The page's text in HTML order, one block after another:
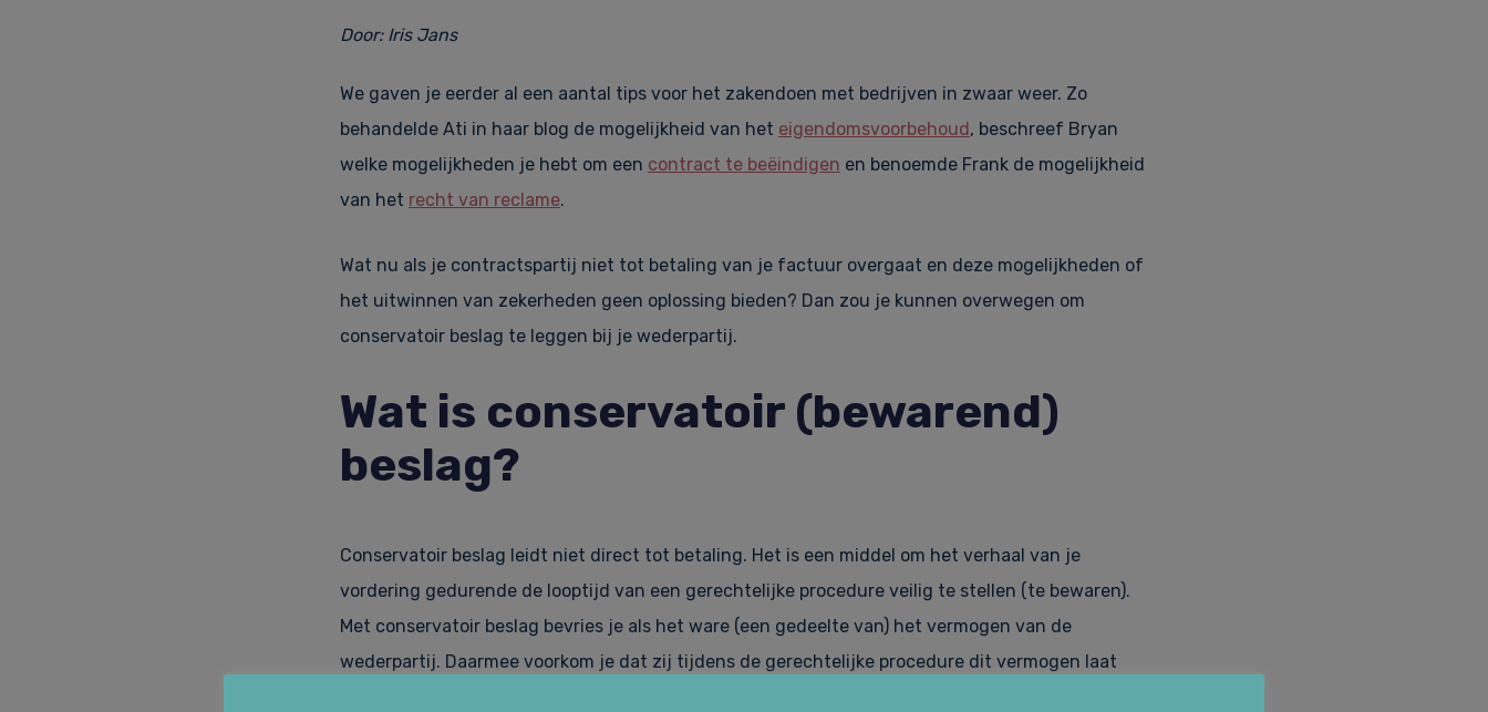
Door: Iris Jans
We gaven je eerder al een aantal tips voor het zakendoen met bedrijven in zwaar weer. Zo
behandelde Ati in haar blog de mogelijkheid van het eigendomsvoorbehoud , beschreef Bryan
welke mogelijkheden je hebt om een contract te beëindigen en benoemde Frank de mogelijkheid
van het recht van reclame.
Wat nu als je contractspartij niet tot betaling van je factuur overgaat en deze mogelijkheden of
het uitwinnen van zekerheden geen oplossing bieden? Dan zou je kunnen overwegen om
conservatoir beslag te leggen bij je wederpartij.
Wat is conservatoir (bewarend)
beslag?
Conservatoir beslag leidt niet direct tot betaling. Het is een middel om het verhaal van je
vordering gedurende de looptijd van een gerechtelijke procedure veilig te stellen (te bewaren).
Met conservatoir beslag bevries je als het ware (een gedeelte van) het vermogen van de
wederpartij. Daarmee voorkom je dat zij tijdens de gerechtelijke procedure dit vermogen laat